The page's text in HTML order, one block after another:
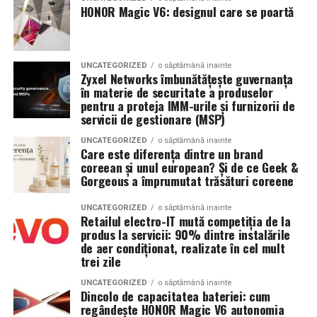
Acces mai bun la foliculii ovarieni la puncție
Reducerea contaminării cu lichidul toxic din
endometriom
Îmbunătățirea mediului folicular
Argumente împotriva chistectomiei preoperatorii:
Chistectomia reduce rezerva ovariană — risc real,
mai ales pentru endometrioame bilaterale sau
recurente
Beneficiul asupra ratelor de sarcină la FIV nu este
demonstrat consistent în studii
Decizia se ia individualizat
ginecologul chirurg și specialistul FIV, luând în
considerare: dimensiunea endometriomului, rezerva
Sistem de stocare: 52 kWh baterii LiFePO4
Dimensiune container transport:3 × 2,5
metri
Lungime panouri desfășurate:
liniari
Conectică:priză 220 V monofazic, priză
380 V trifazic, priză încărcare auto electric
Climatizare:aer condiționat integrat pentru
menținerea bateriilor la temperatură optimă
Mobilitate:
pe teren accidentat
HONOR Magic V6: designul care se poartă
UNCATEGORIZED o săptămână inainte
Zyxel Networks îmbunătățește guvernanța
în materie de securitate a produselor
pentru a proteja IMM-urile și furnizorii de
servicii de gestionare (MSP)
UNCATEGORIZED o săptămână inainte
Care este diferența dintre un brand
coreean și unul european? Și de ce Geek &
Gorgeous a împrumutat trăsături coreene
UNCATEGORIZED o săptămână inainte
Retailul electro-IT mută competiția de la
produs la servicii: 90% dintre instalările
de aer condiționat, realizate în cel mult
trei zile
UNCATEGORIZED o săptămână inainte
Dincolo de capacitatea bateriei: cum
regândește HONOR Magic V6 autonomia